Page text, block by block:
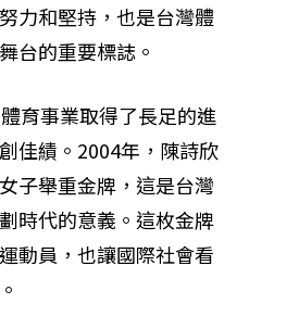
力和堅持，也是台灣體
台的重要標誌。
育事業取得了長足的進
佳績。2004年，陳詩欣
子舉重金牌，這是台灣
時代的意義。這枚金牌
動員，也讓國際社會看